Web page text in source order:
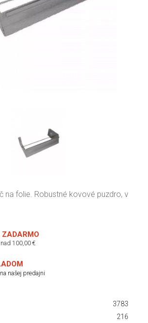
na folie. Robustné kovové puzdro, v
ZADARMO
100,00 €
našej predajni
3783
216